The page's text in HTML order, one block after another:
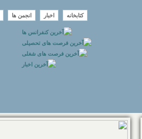
کتابخانه اخبار انجمن ها